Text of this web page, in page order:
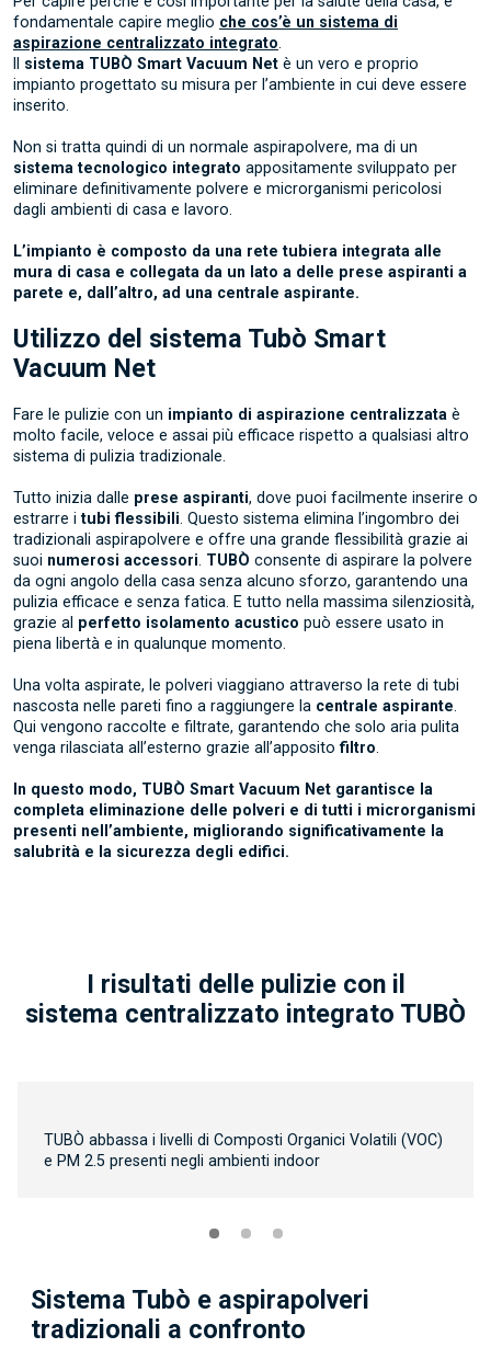
fondamentale capire meglio che cos’è un sistema di
aspirazione centralizzato integrato
Il sistema TUBÒ Smart Vacuum Net è un vero e proprio
impianto progettato su misura per l’ambiente in cui deve essere
inserito.
Non si tratta quindi di un normale aspirapolvere, ma di un
sistema tecnologico integrato appositamente sviluppato per
eliminare definitivamente polvere e microrganismi pericolosi
dagli ambienti di casa e lavoro.
L’impianto è composto da una rete tubiera integrata alle
mura di casa e collegata da un lato a delle prese aspiranti a
parete e, dall’altro, ad una centrale aspirante.
Utilizzo del sistema Tubò Smart
Vacuum Net
Fare le pulizie con un impianto di aspirazione centralizzata è
molto facile, veloce e assai più efficace rispetto a qualsiasi altro
sistema di pulizia tradizionale.
Tutto inizia dalle prese aspiranti, dove puoi facilmente inserire o
estrarre itubi flessibili . Questo sistema elimina l’ingombro dei
tradizionali aspirapolvere e offre una grande flessibilità grazie ai
suoi numerosi accessori TUBÒ consente di aspirare la polvere
da ogni angolo della casa senza alcuno sforzo, garantendo una
pulizia efficace e senza fatica . E tutto nella massima silenziosità,
grazie al perfetto isolamento acustico può essere usato in
piena libertà e in qualunque momento.
Una volta aspirate, le polveri viaggiano attraverso la rete di tubi
nascosta nelle pareti fino a raggiungere la centrale aspirante
Qui vengono raccolte e filtrate, garantendo che solo aria pulita
venga rilasciata all’esterno grazie all’apposito filtro
In questo modo, TUBÒ Smart Vacuum Net garantisce la
completa eliminazione delle polveri e di tutti i microrganismi
presenti nell’ambiente, migliorando significativamente la
salubrità e la sicurezza degli edifici.
I risultati delle pulizie con il
sistema centralizzato integrato TUBÒ
TUBÒ abbassa i livelli di Composti Organici Volatili (VOC)
e PM 2.5 presenti negli ambienti indoor
Sistema Tubò e aspirapolveri
tradizionali a confronto